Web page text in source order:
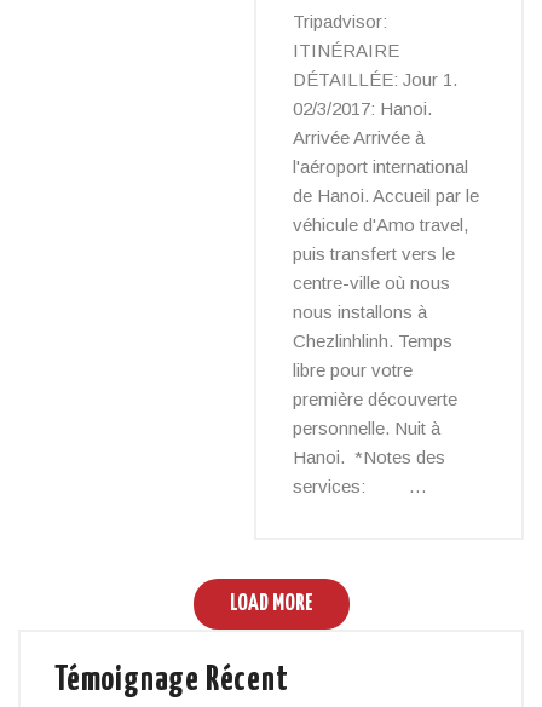
Tripadvisor:
ITINÉRAIRE
DÉTAILLÉE: Jour 1.
02/3/2017: Hanoi.
Arrivée Arrivée à
l'aéroport international
de Hanoi. Accueil par le
véhicule d'Amo travel,
puis transfert vers le
centre-ville où nous
nous installons à
Chezlinhlinh. Temps
libre pour votre
première découverte
personnelle. Nuit à
Hanoi. *Notes des
services: …
LOAD MORE
Témoignage Récent